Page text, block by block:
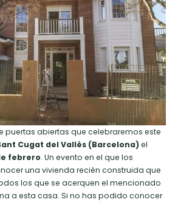
puertas abiertas que celebraremos este
Cugat del Vallès (Barcelona) el
febrero. Un evento en el que los
una vivienda recién construida que
los que se acerquen el mencionado
a esta casa. Si no has podido conocer